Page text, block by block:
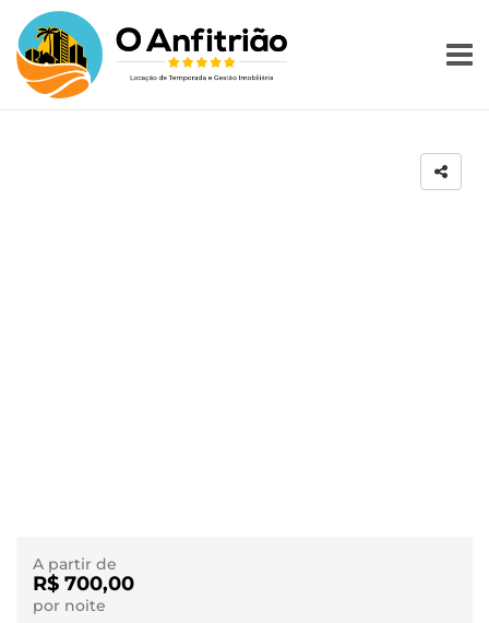
A partir de
R$ 700,00
por noite